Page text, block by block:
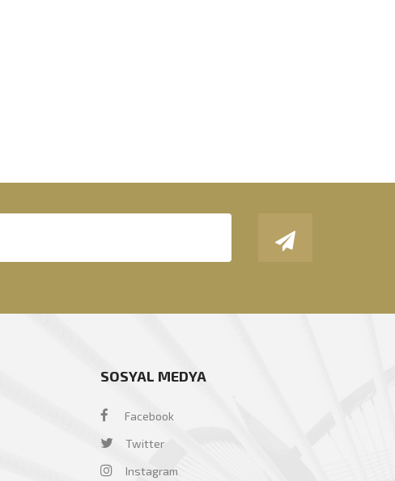
SOSYAL MEDYA
Facebook
Twitter
Instagram